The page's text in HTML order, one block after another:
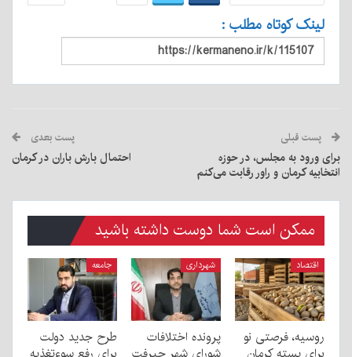
لینک کوتاه مطلب :
پست قبلی
برای ورود به مجلس، در حوزه
انتخابیه کرمان و راور رقابت می‌کنم
پست بعدی
احتمال بارش باران در کرمان
ممکن است شما دوست داشته باشید
اقتصاد
روسیه، فرصتی نو
شهرداری
پرونده اختلافات
جامعه
طرح جدید دولت